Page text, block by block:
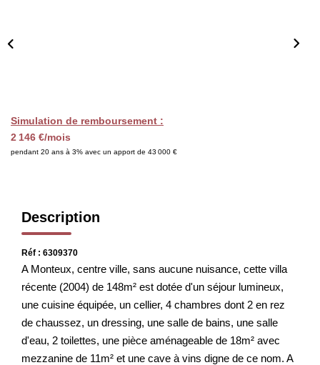
CONTACT
Simulation de remboursement :
2 146 €/mois
pendant 20 ans à 3% avec un apport de 43 000 €
Description
Réf : 6309370
A Monteux, centre ville, sans aucune nuisance, cette villa
récente (2004) de 148m² est dotée d'un séjour lumineux,
une cuisine équipée, un cellier, 4 chambres dont 2 en rez
de chaussez, un dressing, une salle de bains, une salle
d'eau, 2 toilettes, une pièce aménageable de 18m² avec
mezzanine de 11m² et une cave à vins digne de ce nom. A